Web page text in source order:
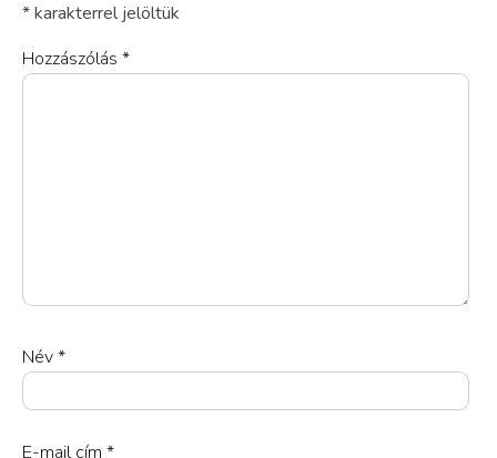
*karakterrel jelöltük
Hozzászólás *
Név*
E-mail cím *